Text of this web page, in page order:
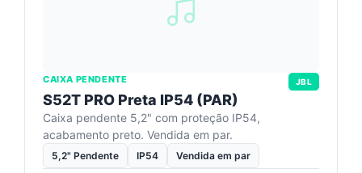
CAIXA PENDENTE JBL
S52T PRO Preta IP54 (PAR)
Caixa pendente 5,2" com proteção IP54,
acabamento preto. Vendida em par.
5,2" Pendente IP54 Vendida em par